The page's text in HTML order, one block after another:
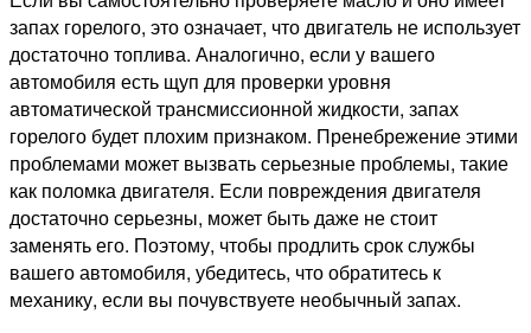
запах горелого, это означает, что двигатель не использует
достаточно топлива. Аналогично, если у вашего
автомобиля есть щуп для проверки уровня
автоматической трансмиссионной жидкости, запах
горелого будет плохим признаком. Пренебрежение этими
проблемами может вызвать серьезные проблемы, такие
как поломка двигателя. Если повреждения двигателя
достаточно серьезны, может быть даже не стоит
заменять его. Поэтому, чтобы продлить срок службы
вашего автомобиля, убедитесь, что обратитесь к
механику, если вы почувствуете необычный запах.